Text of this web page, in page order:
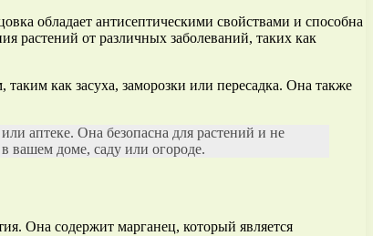
обладает антисептическими свойствами и способна
растений от различных заболеваний, таких как
как засуха, заморозки или пересадка. Она также
аптеке. Она безопасна для растений и не
вашем доме, саду или огороде.
Она содержит марганец, который является